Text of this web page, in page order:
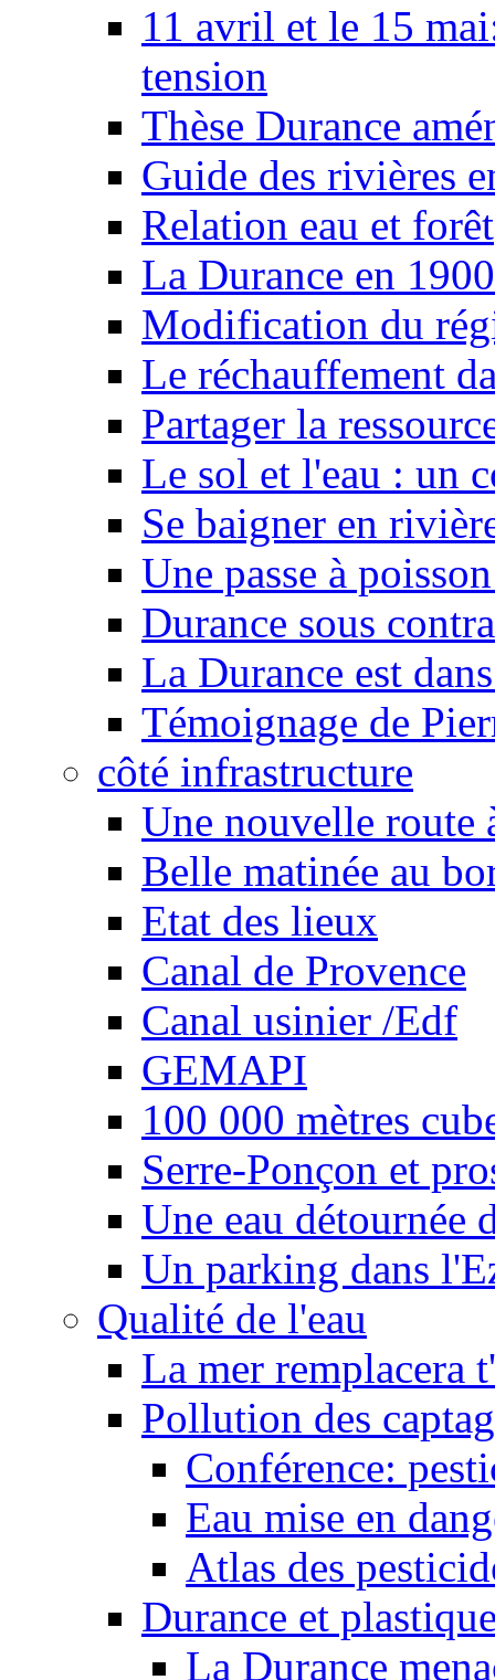
11 avril et le 15
tension
Thèse Durance
Guide des rivières
Relation eau et forêt
La Durance en 1900
Modification du
Le réchauffement
Partager la
Le sol et l'eau : un
Se baigner en
Une passe à
Durance sous
La Durance est
Témoignage de
côté infrastructure
Une nouvelle route
Belle matinée au
Etat des lieux
Canal de Provence
Canal usinier /Edf
GEMAPI
100 000 mètres
Serre-Ponçon et
Une eau détournée
Un parking dans
Qualité de l'eau
La mer remplacera
Pollution des
Conférence:
Eau mise en
Atlas des
Durance et
La Durance